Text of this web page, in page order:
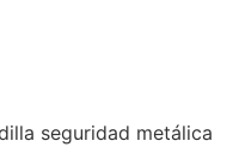
seguridad metálica